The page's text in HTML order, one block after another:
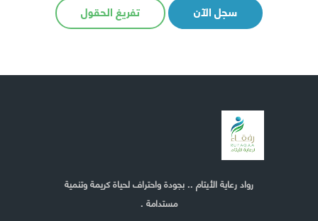
سجل الآن تفريغ الحقول
رواد رعاية الأيتام .. بجودة واحتراف لحياة كريمة وتنمية
مستدامة .